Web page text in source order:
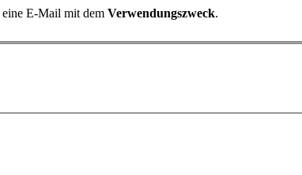
E-Mail mit dem Verwendungszweck.